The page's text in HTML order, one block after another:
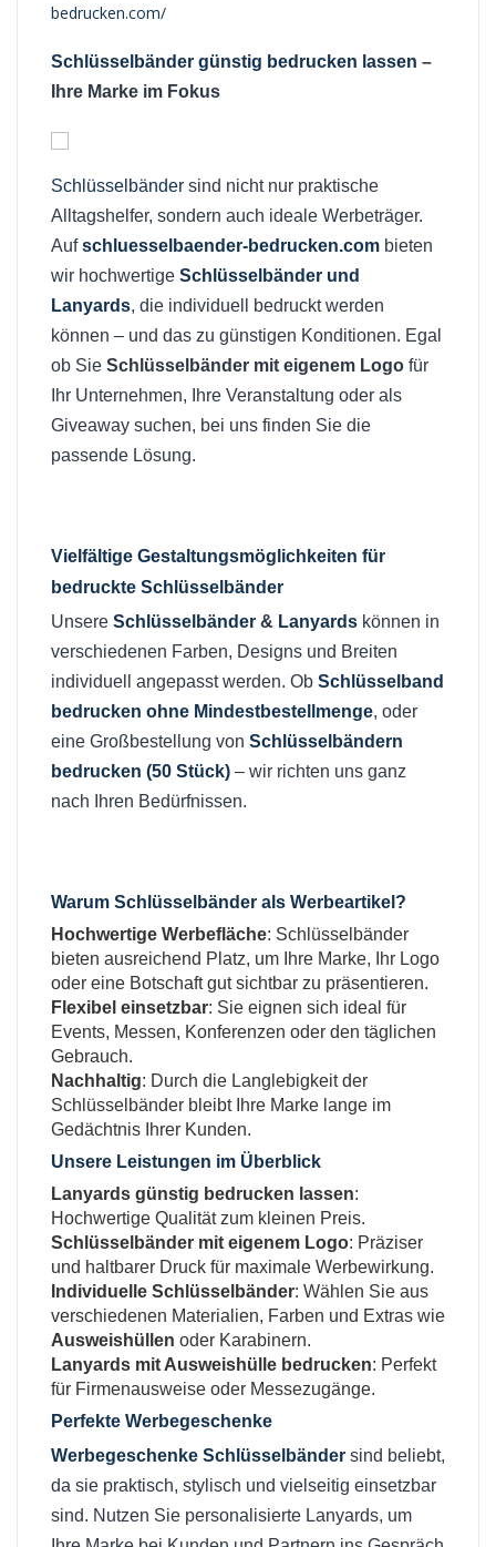
bedrucken.com/
Schlüsselbänder günstig bedrucken lassen –
Ihre Marke im Fokus
Schlüsselbänder sind nicht nur praktische
Alltagshelfer, sondern auch ideale Werbeträger.
Aufschluesselbaender-bedrucken.com bieten
wir hochwertige Schlüsselbänder und
Lanyards, die individuell bedruckt werden
können – und das zu günstigen Konditionen. Egal
ob Sie Schlüsselbänder mit eigenem Logo für
Ihr Unternehmen, Ihre Veranstaltung oder als
Giveaway suchen, bei uns finden Sie die
passende Lösung.
Vielfältige Gestaltungsmöglichkeiten für
bedruckte Schlüsselbänder
Unsere Schlüsselbänder & Lanyards können in
verschiedenen Farben, Designs und Breiten
individuell angepasst werden. Ob Schlüsselband
bedrucken ohne Mindestbestellmenge, oder
eine Großbestellung von Schlüsselbändern
bedrucken (50 Stück) – wir richten uns ganz
nach Ihren Bedürfnissen.
Warum Schlüsselbänder als Werbeartikel ?
Hochwertige Werbefläche: Schlüsselbänder
bieten ausreichend Platz, um Ihre Marke, Ihr Logo
oder eine Botschaft gut sichtbar zu präsentieren.
Flexibel einsetzbar: Sie eignen sich ideal für
Events, Messen, Konferenzen oder den täglichen
Gebrauch.
Nachhaltig: Durch die Langlebigkeit der
Schlüsselbänder bleibt Ihre Marke lange im
Gedächtnis Ihrer Kunden.
Unsere Leistungen im Überblick
Lanyards günstig bedrucken lassen:
Hochwertige Qualität zum kleinen Preis.
Schlüsselbänder mit eigenem Logo: Präziser
und haltbarer Druck für maximale Werbewirkung.
Individuelle Schlüsselbänder: Wählen Sie aus
verschiedenen Materialien, Farben und Extras wie
Ausweishüllen oder Karabinern.
Lanyards mit Ausweishülle bedrucken: Perfekt
für Firmenausweise oder Messezugänge.
Perfekte Werbegeschenke
Werbegeschenke Schlüsselbänder sind beliebt,
da sie praktisch, stylisch und vielseitig einsetzbar
sind. Nutzen Sie personalisierte Lanyards, um